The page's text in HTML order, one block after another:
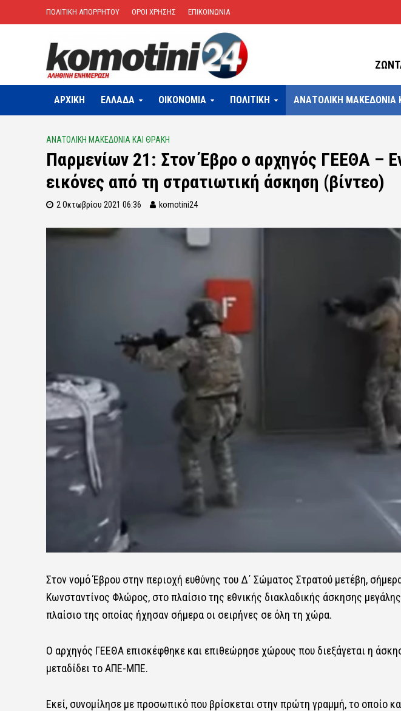
ΠΟΛΙΤΙΚΗ ΑΠΟΡΡΗΤΟΥ ΟΡΟΙ ΧΡΗΣΗΣ ΕΠΙΚΟΙΝΩΝΙΑ
ΑΡΧΙΚΗ ΕΛΛΑΔΑ OIKONOMIA ΠΟΛΙΤΙΚΗ ΑΝΑΤΟΛΙΚΗ ΜΑΚΕΔΟΝΙΑ
ΑΝΑΤΟΛΙΚΗ ΜΑΚΕΔΟΝΙΑ ΚΑΙ ΘΡΑΚΗ
Παρμενίων 21: Στον Έβρο ο αρχηγός ΓΕΕΘΑ –
εικόνες από τη στρατιωτική άσκηση (βίντεο)
2 Οκτωβρίου 2021 06:36 komotini24
Στον νομό Έβρου στην περιοχή ευθύνης του Δ΄ Σώματος Στρατού μετέβη,
Κωνσταντίνος Φλώρος, στο πλαίσιο της εθνικής διακλαδικής άσκησης
πλαίσιο της οποίας ήχησαν σήμερα οι σειρήνες σε όλη τη χώρα.
Ο αρχηγός ΓΕΕΘΑ επισκέφθηκε και επιθεώρησε χώρους που διεξάγεται η
μεταδίδει το ΑΠΕ-ΜΠΕ.
Εκεί, συνομίλησε με προσωπικό που βρίσκεται στην πρώτη γραμμή, το οποίο